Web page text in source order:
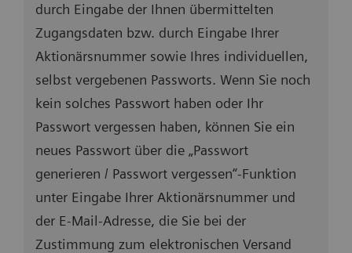
durch Eingabe der Ihnen übermittelten
Zugangsdaten bzw. durch Eingabe Ihrer
Aktionärsnummer sowie Ihres individuellen,
selbst vergebenen Passworts. Wenn Sie noch
kein solches Passwort haben oder Ihr
Passwort vergessen haben, können Sie ein
neues Passwort über die „Passwort
generieren / Passwort vergessen“-Funktion
unter Eingabe Ihrer Aktionärsnummer und
der E-Mail-Adresse, die Sie bei der
Zustimmung zum elektronischen Versand